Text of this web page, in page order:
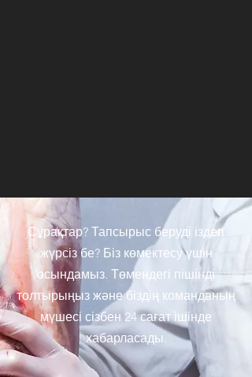
Сұрақтар? Тапсырыс беруді іздеп
жүрсіз бе? Біз көмектесу үшін
осындамыз. Төмендегі пішінді
толтырыңыз және біздің команданың
мүшесі сізбен 24 сағат ішінде
хабарласады.